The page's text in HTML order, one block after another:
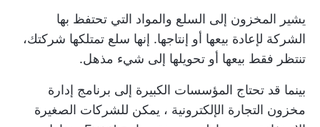
يشير المخزون إلى السلع والمواد التي تحتفظ بها
الشركة لإعادة بيعها أو إنتاجها. إنها سلع تمتلكها شركتك،
تنتظر فقط بيعها أو تحويلها إلى شيء مذهل.
بينما قد تحتاج المؤسسات الكبيرة إلى برنامج إدارة
مخزون التجارة الإلكترونية ، يمكن للشركات الصغيرة